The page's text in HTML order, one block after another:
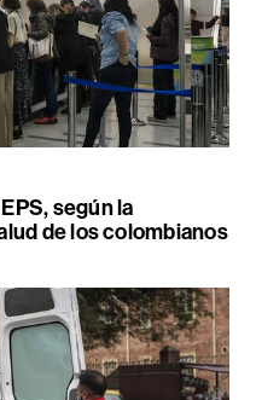
según la
de los colombianos